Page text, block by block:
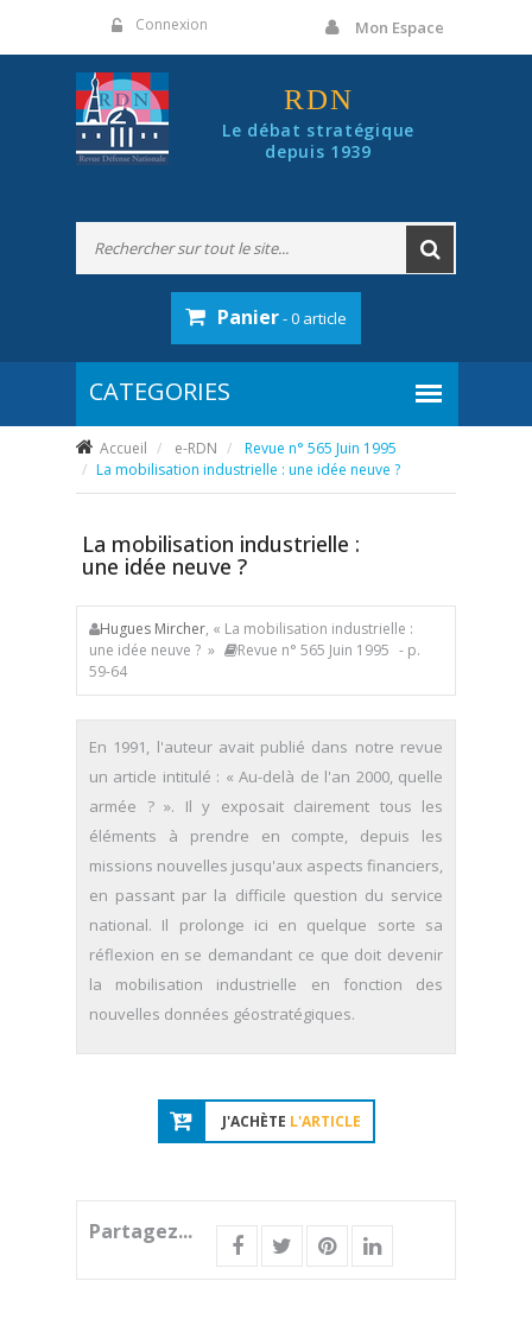
Connexion Mon Espace
RDN
Le débat stratégique
depuis 1939
Panier- 0 article
Accueil e-RDN
Revue n° 565 Juin 1995
La mobilisation industrielle : une idée neuve ?
La mobilisation industrielle :
une idée neuve ?
Hugues Mircher, « La mobilisation industrielle :
une idée neuve ? »
Revue n° 565 Juin 1995 - p.
59-64
En 1991, l'auteur avait publié dans notre revue
un article intitulé : « Au-delà de l'an 2000, quelle
armée ? ». Il y exposait clairement tous les
éléments à prendre en compte, depuis les
missions nouvelles jusqu'aux aspects financiers,
en passant par la difficile question du service
national. Il prolonge ici en quelque sorte sa
réflexion en se demandant ce que doit devenir
la mobilisation industrielle en fonction des
nouvelles données géostratégiques.
J'ACHÈTE L'ARTICLE
Partagez...